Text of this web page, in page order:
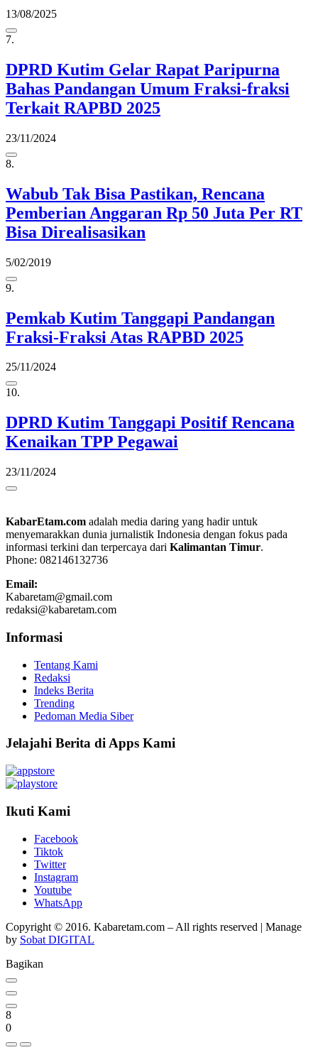
13/08/2025
7.
DPRD Kutim Gelar Rapat Paripurna
Bahas Pandangan Umum Fraksi-fraksi
Terkait RAPBD 2025
23/11/2024
8.
Wabub Tak Bisa Pastikan, Rencana
Pemberian Anggaran Rp 50 Juta Per RT
Bisa Direalisasikan
5/02/2019
9.
Pemkab Kutim Tanggapi Pandangan
Fraksi-Fraksi Atas RAPBD 2025
25/11/2024
10.
DPRD Kutim Tanggapi Positif Rencana
Kenaikan TPP Pegawai
23/11/2024
KabarEtam.com adalah media daring yang hadir untuk
menyemarakkan dunia jurnalistik Indonesia dengan fokus pada
informasi terkini dan terpercaya dari Kalimantan Timur.
Phone: 082146132736
Email:
Kabaretam@gmail.com
redaksi@kabaretam.com
Informasi
Tentang Kami
Redaksi
Indeks Berita
Trending
Pedoman Media Siber
Jelajahi Berita di Apps Kami
Ikuti Kami
Facebook
Tiktok
Twitter
Instagram
Youtube
WhatsApp
Copyright © 2016. Kabaretam.com – All rights reserved | Manage
by Sobat DIGITAL
Bagikan
8
0